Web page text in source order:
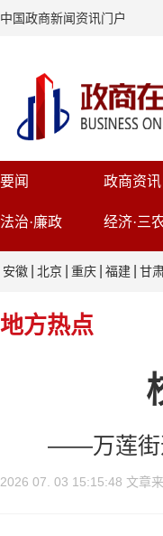
中国政商新闻资讯门户
要闻 政商资讯
法治·廉政 经济·三
安徽 北京 重庆 福建 甘
地方热点
——万莲街
2026 07. 03 15:15:48 文章